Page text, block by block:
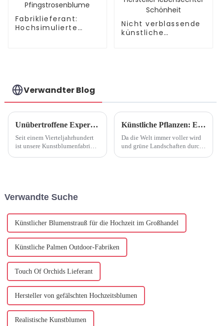
Fabriklieferant:
Hochsimulierte
Nicht verblassende
künstliche
Verwandter Blog
Unübertroffene Expertise: 25 Jahre Kunstblumenfabrik
Seit einem Vierteljahrhundert
ist unsere Kunstblumenfabrik
Künstliche Pflanzen: Ein wachsender Trend in der Inneneinrichtung
Da die Welt immer voller wird
und grüne Landschaften durch
Verwandte Suche
Künstlicher Blumenstrauß für die Hochzeit im Großhandel
Künstliche Palmen Outdoor-Fabriken
Touch Of Orchids Lieferant
Hersteller von gefälschten Hochzeitsblumen
Realistische Kunstblumen